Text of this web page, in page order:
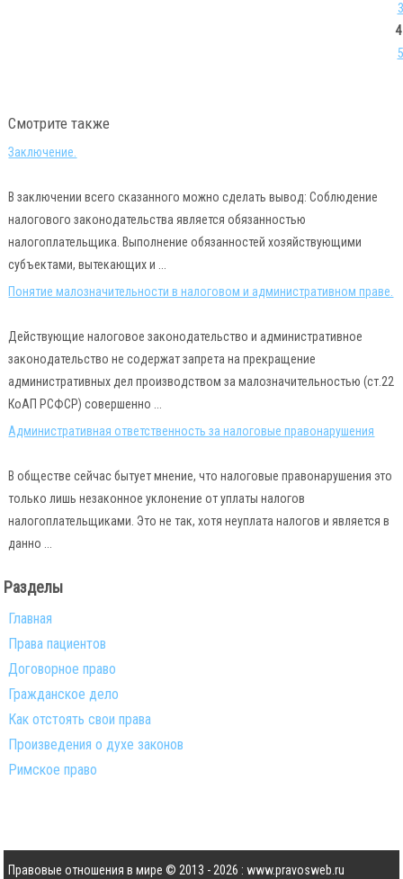
3
4
5
Смотрите также
Заключение.
В заключении всего сказанного можно сделать вывод: Соблюдение
налогового законодательства является обязанностью
налогоплательщика. Выполнение обязанностей хозяйствующими
субъектами, вытекающих и ...
Понятие малозначительности в налоговом и административном праве.
Действующие налоговое законодательство и административное
законодательство не содержат запрета на прекращение
административных дел производством за малозначительностью (ст.22
КоАП РСФСР) совершенно ...
Административная ответственность за налоговые правонарушения
В обществе сейчас бытует мнение, что налоговые правонарушения это
только лишь незаконное уклонение от уплаты налогов
налогоплательщиками. Это не так, хотя неуплата налогов и является в
данно ...
Разделы
Главная
Права пациентов
Договорное право
Гражданское дело
Как отстоять свои права
Произведения о духе законов
Римское право
Правовые отношения в мире © 2013 - 2026 : www.pravosweb.ru